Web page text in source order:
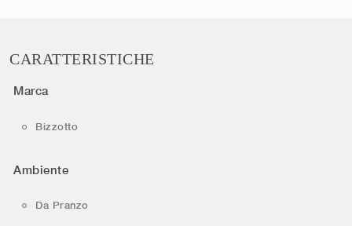
CARATTERISTICHE
Marca
Bizzotto
Ambiente
Da Pranzo